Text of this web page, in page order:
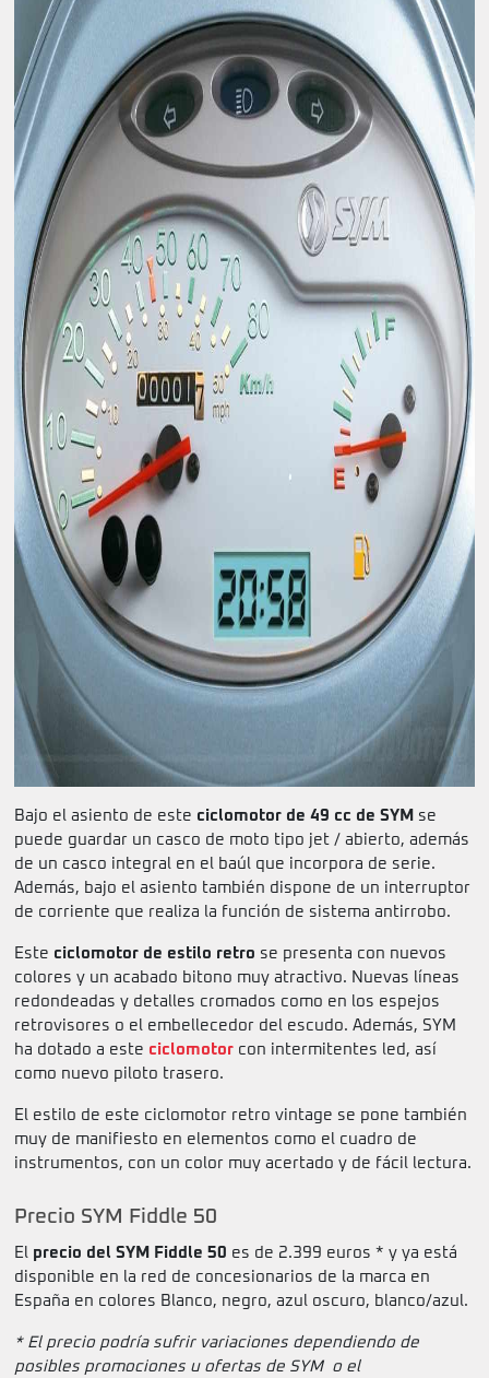
Bajo el asiento de este ciclomotor de 49 cc de SYM se
puede guardar un casco de moto tipo jet / abierto, además
de un casco integral en el baúl que incorpora de serie.
Además, bajo el asiento también dispone de un interruptor
de corriente que realiza la función de sistema antirrobo.
Este ciclomotor de estilo retro se presenta con nuevos
colores y un acabado bitono muy atractivo. Nuevas líneas
redondeadas y detalles cromados como en los espejos
retrovisores o el embellecedor del escudo. Además, SYM
ha dotado a este ciclomotor con intermitentes led, así
como nuevo piloto trasero.
El estilo de este ciclomotor retro vintage se pone también
muy de manifiesto en elementos como el cuadro de
instrumentos, con un color muy acertado y de fácil lectura.
Precio SYM Fiddle 50
El precio del SYM Fiddle 50 es de 2.399 euros * y ya está
disponible en la red de concesionarios de la marca en
España en colores Blanco, negro, azul oscuro, blanco/azul.
* El precio podría sufrir variaciones dependiendo de
posibles promociones u ofertas de SYM o el